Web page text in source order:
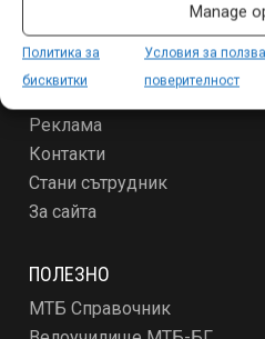
Manage
Политика за
бисквитки
Условия за
поверителност
Условия за ползване и
Реклама
Контакти
Стани сътрудник
За сайта
ПОЛЕЗНО
МТБ Справочник